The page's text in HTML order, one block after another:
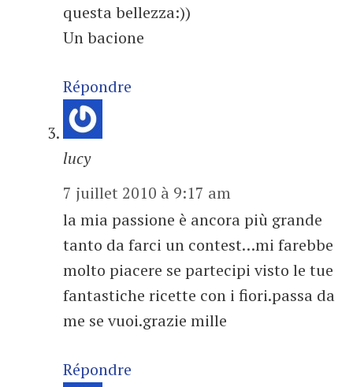
questa bellezza:))
Un bacione
Répondre
lucy
7 juillet 2010 à 9:17 am
la mia passione è ancora più grande
tanto da farci un contest…mi farebbe
molto piacere se partecipi visto le tue
fantastiche ricette con i fiori.passa da
me se vuoi.grazie mille
Répondre